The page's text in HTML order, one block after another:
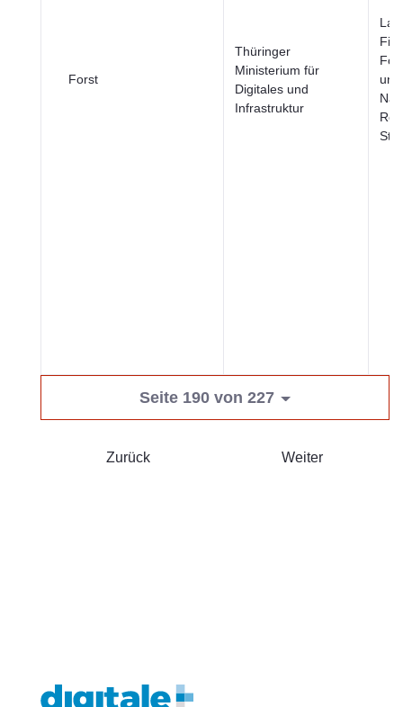
Forst
Thüringer
Ministerium für
Digitales und
Infrastruktur
und
Seite 190 von 227
Zurück Weiter